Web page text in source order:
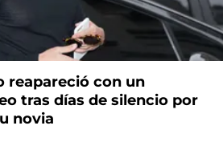
reapareció con un
tras días de silencio por
novia